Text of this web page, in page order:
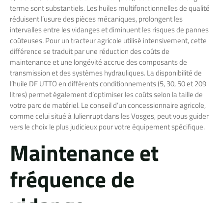
terme sont substantiels. Les huiles multifonctionnelles de qualité
réduisent l’usure des pièces mécaniques, prolongent les
intervalles entre les vidanges et diminuent les risques de pannes
coûteuses. Pour un tracteur agricole utilisé intensivement, cette
différence se traduit par une réduction des coûts de
maintenance et une longévité accrue des composants de
transmission et des systèmes hydrauliques. La disponibilité de
l’huile DF UTTO en différents conditionnements (5, 30, 50 et 209
litres) permet également d’optimiser les coûts selon la taille de
votre parc de matériel. Le conseil d’un concessionnaire agricole,
comme celui situé à Julienrupt dans les Vosges, peut vous guider
vers le choix le plus judicieux pour votre équipement spécifique.
Maintenance et
fréquence de